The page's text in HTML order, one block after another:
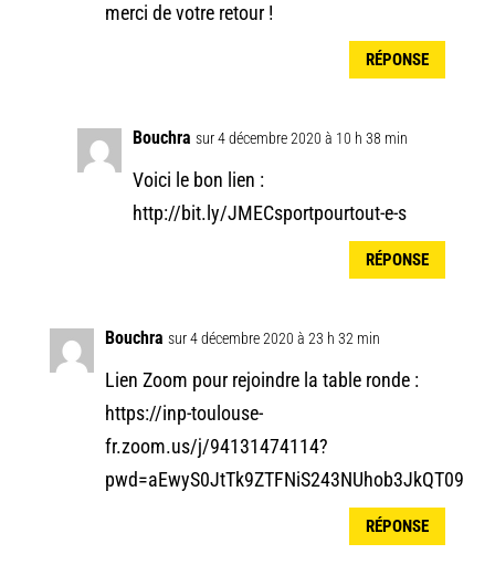
merci de votre retour !
RÉPONSE
Bouchra sur 4 décembre 2020 à 10 h 38 min
Voici le bon lien :
http://bit.ly/JMECsportpourtout-e-s
RÉPONSE
Bouchra sur 4 décembre 2020 à 23 h 32 min
Lien Zoom pour rejoindre la table ronde :
https://inp-toulouse-
fr.zoom.us/j/94131474114?
pwd=aEwyS0JtTk9ZTFNiS243NUhob3JkQT09
RÉPONSE